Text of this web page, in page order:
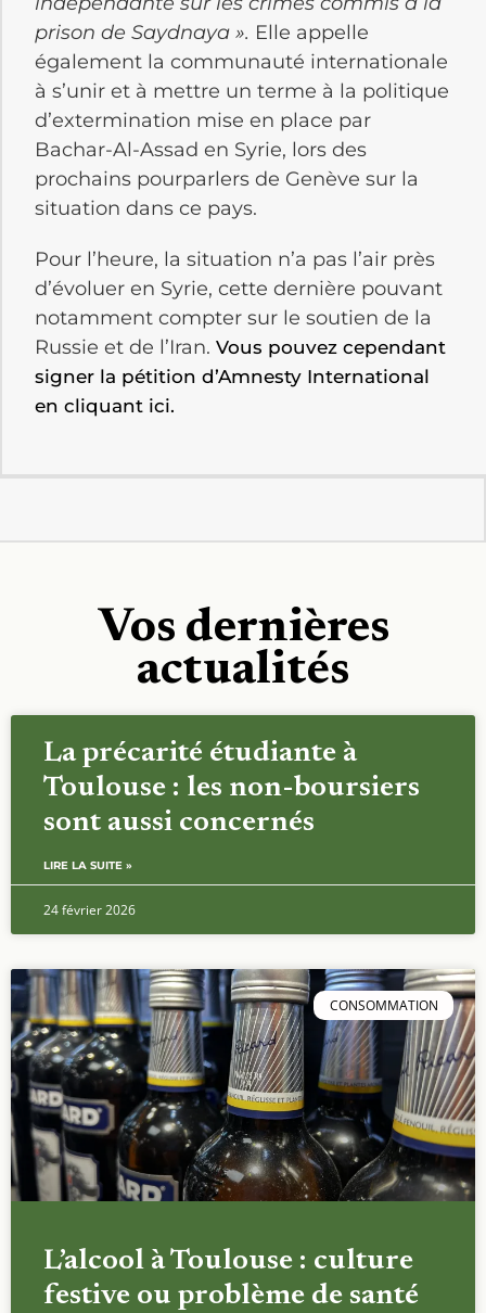
prison de Saydnaya ». Elle appelle
également la communauté internationale
à s’unir et à mettre un terme à la politique
d’extermination mise en place par
Bachar-Al-Assad en Syrie, lors des
prochains pourparlers de Genève sur la
situation dans ce pays.
Pour l’heure, la situation n’a pas l’air près
d’évoluer en Syrie, cette dernière pouvant
notamment compter sur le soutien de la
Russie et de l’Iran. Vous pouvez cependant
signer la pétition d’Amnesty International
en cliquant ici.
Vos dernières
actualités
La précarité étudiante à
Toulouse : les non-boursiers
sont aussi concernés
LIRE LA SUITE »
24 février 2026
CONSOMMATION
L’alcool à Toulouse : culture
festive ou problème de santé